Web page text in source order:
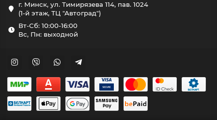
г. Минск, ул. Тимирязева 114, пав. 1024
(1-й этаж, ТЦ "Автоград")
Вт-Сб: 10:00-16:00
Вс, Пн: выходной